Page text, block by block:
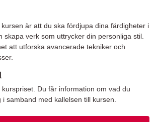
är att du ska fördjupa dina färdigheter i
skapa verk som uttrycker din personliga stil.
att utforska avancerade tekniker och
Du får information om vad du
samband med kallelsen till kursen.